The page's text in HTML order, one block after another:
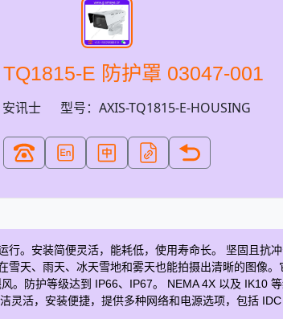
E 防护罩 03047-001
讯士 型号：AXIS-TQ1815-E-HOUSING
。安装简便灵活，能耗低，使用寿命长。 坚固且抗
天、雨天、冰天雪地和雾天也能拍摄出清晰的图像
。防护等级达到 IP66、IP67。 NEMA 4X 以及 IK10
活，安装便捷，提供多种网络和电源选项，包括